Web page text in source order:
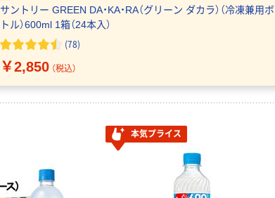
サントリー GREEN DA・KA・RA（グリーン ダカラ）（冷凍兼用ボ
トル）600ml 1箱（24本入）
(78)
￥2,850 （税込）
本気プライス